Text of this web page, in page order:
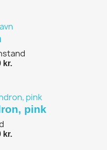
kr.
pink
kr.